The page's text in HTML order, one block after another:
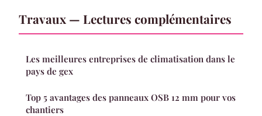
Travaux — Lectures complémentaires
Les meilleures entreprises de climatisation dans le
pays de gex
Top 5 avantages des panneaux OSB 12 mm pour vos
chantiers